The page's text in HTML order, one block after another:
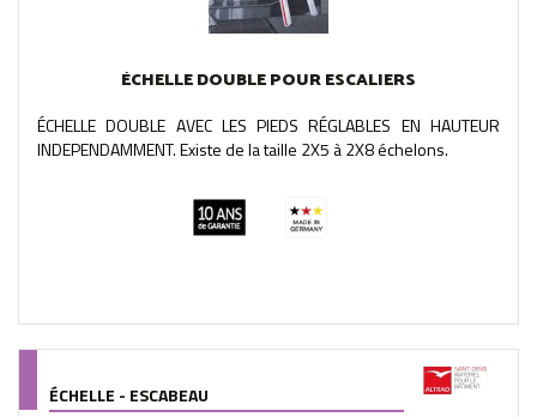
ÉCHELLE DOUBLE POUR ESCALIERS
ÉCHELLE DOUBLE AVEC LES PIEDS RÉGLABLES EN HAUTEUR
INDEPENDAMMENT. Existe de la taille 2X5 à 2X8 échelons.
ÉCHELLE - ESCABEAU